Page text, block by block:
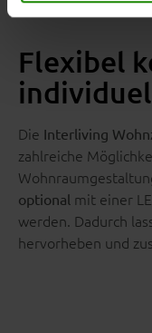
Flexibel
Die Interliving
zahlreiche
optional mit einer
werden. Dadurch
hervorheben und